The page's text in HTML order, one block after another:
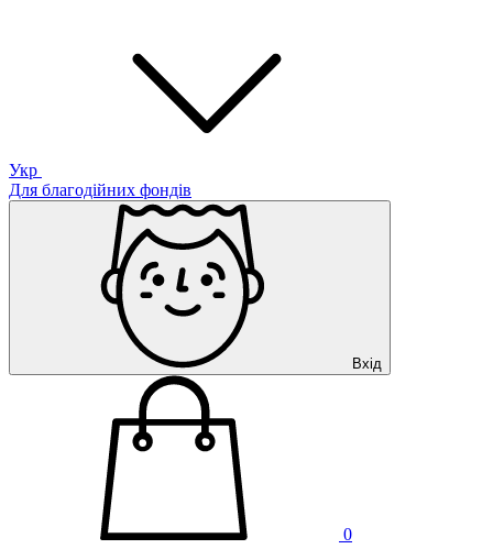
Укр
Для благодійних фондів
Вхід
0